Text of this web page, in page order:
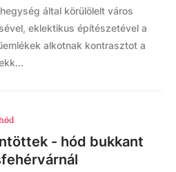
által körülölelt város
eklektikus építészetével a
alkotnak kontrasztot a
- hód bukkant